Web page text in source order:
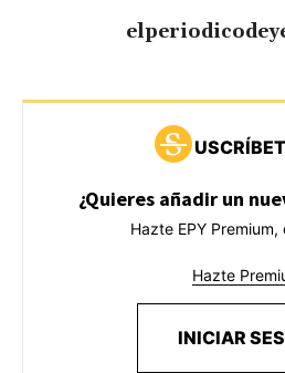
¿Quieres añadir un
Hazte EPY
Hazte
INICIAR